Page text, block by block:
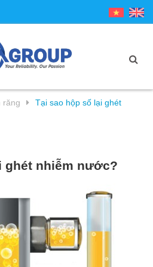
răng
Tại sao hộp số lại ghét
ghét nhiễm nước?